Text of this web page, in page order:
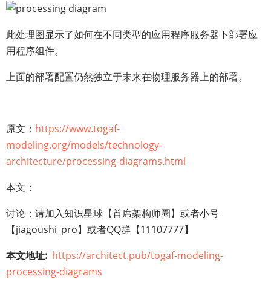
此处理图显示了如何在不同类型的应用程序服务器下部署应
用程序组件。
上面的部署配置仍然独立于未来在物理服务器上的部署。
原文： https://www.togaf-
modeling.org/models/technology-
architecture/processing-diagrams.html
本文：
讨论：请加入知识星球【首席架构师圈】或者小号
【jiagoushi_pro】或者QQ群【11107777】
本文地址 https://architect.pub/togaf-modeling-
processing-diagrams